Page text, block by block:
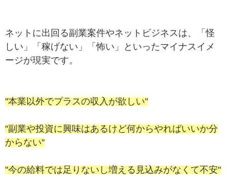
ネットに出回る副業案件やネットビジネスは、「怪
しい」「稼げない」「怖い」といったマイナスイメ
ージが現実です。
"本業以外でプラスの収入が欲しい"
"副業や投資に興味はあるけど何からやればいいか分
からない"
"今の給料では足りないし増える見込みがなくて不安"